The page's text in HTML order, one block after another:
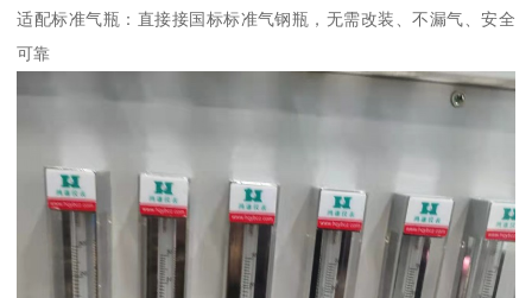
适配标准气瓶：直接接国标标准气钢瓶，无需改装、不漏气、安全
可靠